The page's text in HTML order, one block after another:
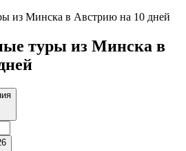
туры из Минска в